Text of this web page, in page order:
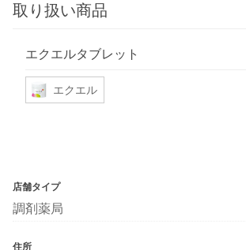
取り扱い商品
エクエルタブレット
エクエル
店舗タイプ
調剤薬局
住所